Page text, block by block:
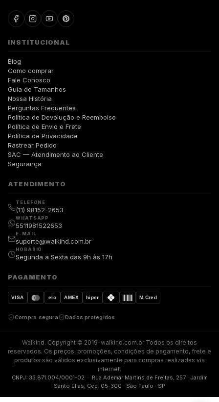
INSTITUCIONAL
Blog
Como comprar
Fale Conosco
Guia de Tamanhos
Nossa História
Perguntas Frequentes
Política de Devolução e Reembolso
Política de Envio e Frete
Política de Privacidade
Rastrear Pedido
SAC — Atendimento ao Cliente
Segurança
ATENDIMENTO
TELEFONE
(11) 98152-2653
WHATSAPP
5511981522653
E-MAIL
suporte@walkind.com.br
HORÁRIO
Segunda a Sexta das 9h às 17h
PAGAMENTO
VISA elo AMEX hiper M.Cred
Compra segura Dados protegidos
Walkind. Copyright © 2019-walkind.com.br Todos os direitos
reservados. Os preços, promoções, condições de pagamento, frete e
produtos são válidos exclusivamente para compras realizadas via
internet.
CNPJ: 33.871.004/0001-02 · Rua Ademar Martins de Freitas, 257 · Jardim
Santo Elias, Cep: 05-300 · São Paulo · SP